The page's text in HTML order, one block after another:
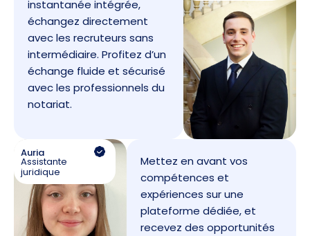
instantanée intégrée,
échangez directement
avec les recruteurs sans
intermédiaire. Profitez d’un
échange fluide et sécurisé
avec les professionnels du
notariat.
Auria
Assistante
juridique
Mettez en avant vos
compétences et
expériences sur une
plateforme dédiée, et
recevez des opportunités